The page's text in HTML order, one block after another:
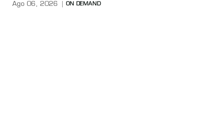
Ago 06, 2026 ON DEMAND